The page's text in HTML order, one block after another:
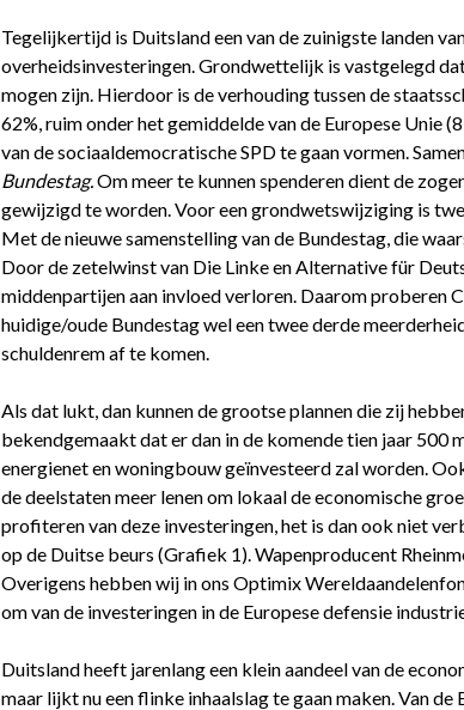
Tegelijkertijd is Duitsland een van de zuinigste landen
overheidsinvesteringen. Grondwettelijk is vastgelegd
mogen zijn. Hierdoor is de verhouding tussen de
62%, ruim onder het gemiddelde van de Europese Unie
van de sociaaldemocratische SPD te gaan vormen.
Bundestag.Om meer te kunnen spenderen dient de
gewijzigd te worden. Voor een grondwetswijziging is
Met de nieuwe samenstelling van de Bundestag, die
Door de zetelwinst van Die Linke en Alternative für
middenpartijen aan invloed verloren. Daarom proberen
huidige/oude Bundestag wel een twee derde
schuldenrem af te komen.
Als dat lukt, dan kunnen de grootse plannen die zij
bekendgemaakt dat er dan in de komende tien jaar 500
energienet en woningbouw geïnvesteerd zal worden.
de deelstaten meer lenen om lokaal de economische
profiteren van deze investeringen, het is dan ook niet
op de Duitse beurs (Grafiek 1). Wapenproducent
Overigens hebben wij in ons Optimix
om van de investeringen in de Europese defensie
Duitsland heeft jarenlang een klein aandeel van de
maar lijkt nu een flinke inhaalslag te gaan maken. Van